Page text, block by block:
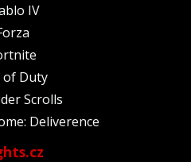
IV
of Duty
Scrolls
Deliverence